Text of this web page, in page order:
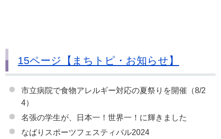
15ページ【まちトピ・お知らせ】
市立病院で食物アレルギー対応の夏祭りを開催（8/2
4）
名張の学生が、日本一！世界一！に輝きました
なばりスポーツフェスティバル2024